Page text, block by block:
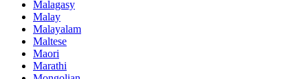
Malagasy
Malay
Malayalam
Maltese
Maori
Marathi